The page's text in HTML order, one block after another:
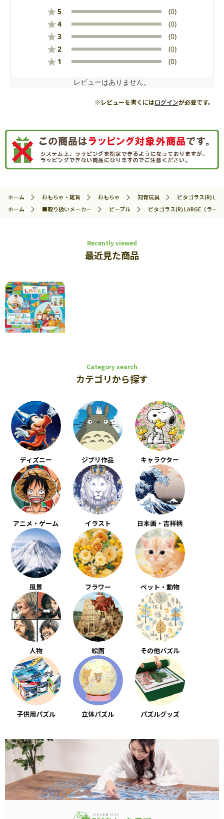
★5 (0)
★4 (0)
★3 (0)
★2 (0)
★ 1 (0)
レビューはありません。
※レビューを書くにはログインが必要です。
ホーム おもちゃ・雑貨 おもちゃ 知育玩具
ピタゴラス(R)
ホーム
■取り扱いメーカー ピープル ピタゴラス(R) LARGE（ラ
Recently viewed
最近見た商品
Category search
カテゴリから探す
ディズニー ジブリ作品 キャラクター
アニメ・ゲーム イラスト 日本画・吉祥柄
風景 フラワー ペット・動物
人物 絵画 その他パズル
子供用パズル 立体パズル パズルグッズ